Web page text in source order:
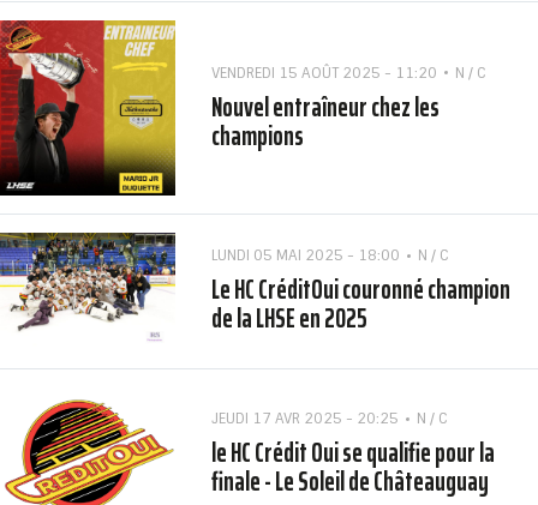
VENDREDI 15 AOÛT 2025 - 11:20 N / C
Nouvel entraîneur chez les
champions
LUNDI 05 MAI 2025 - 18:00 N / C
Le HC CréditOui couronné champion
de la LHSE en 2025
JEUDI 17 AVR 2025 - 20:25 N / C
le HC Crédit Oui se qualifie pour la
finale - Le Soleil de Châteauguay